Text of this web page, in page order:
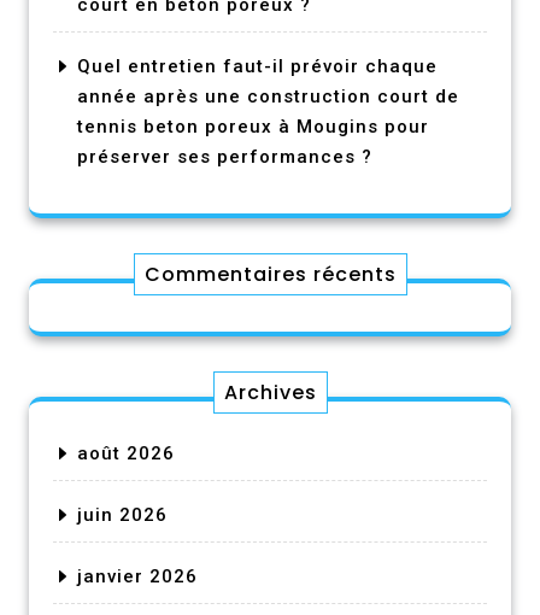
Quel entretien faut-il prévoir chaque
année après une construction court de
tennis beton poreux à Mougins pour
préserver ses performances ?
Commentaires récents
Archives
août 2026
juin 2026
janvier 2026